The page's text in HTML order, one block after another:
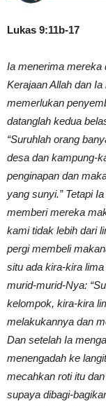
Lukas 9:11b-17
Ia menerima mereka
Kerajaan Allah dan
memerlukan
datanglah kedua
“Suruhlah orang
desa dan kampung-
penginapan dan
yang sunyi.” Tetapi
memberi mereka
kami tidak lebih dari
pergi membeli
situ ada kira-kira
murid-murid-Nya:
kelompok, kira-kira
melakukannya dan
Dan setelah Ia
menengadah ke
mecahkan roti itu
supaya dibagi-